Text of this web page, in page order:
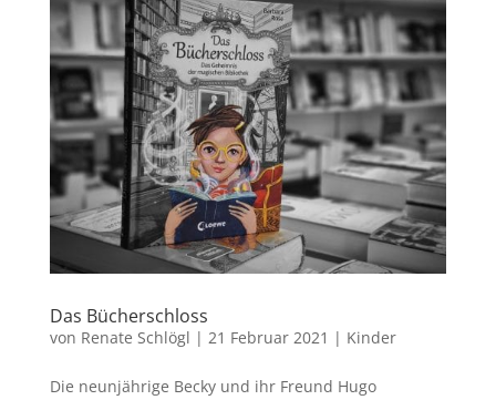
Das Bücherschloss
von Renate Schlögl | 21 Februar 2021 | Kinder
Die neunjährige Becky und ihr Freund Hugo